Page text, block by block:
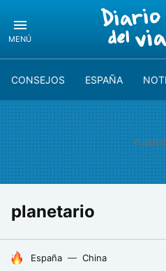
MENÚ
CONSEJOS ESPAÑA
planetario
HOY SE HABLA DE
España China